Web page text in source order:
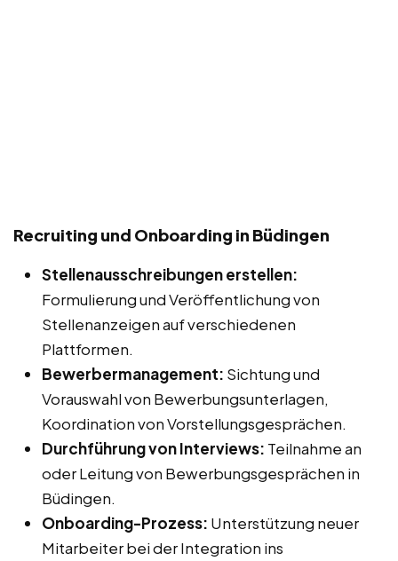
Recruiting und Onboarding in Büdingen
Stellenausschreibungen erstellen:
Formulierung und Veröffentlichung von
Stellenanzeigen auf verschiedenen
Plattformen.
Bewerbermanagement: Sichtung und
Vorauswahl von Bewerbungsunterlagen,
Koordination von Vorstellungsgesprächen.
Durchführung von Interviews: Teilnahme an
oder Leitung von Bewerbungsgesprächen in
Büdingen.
Onboarding-Prozess: Unterstützung neuer
Mitarbeiter bei der Integration ins